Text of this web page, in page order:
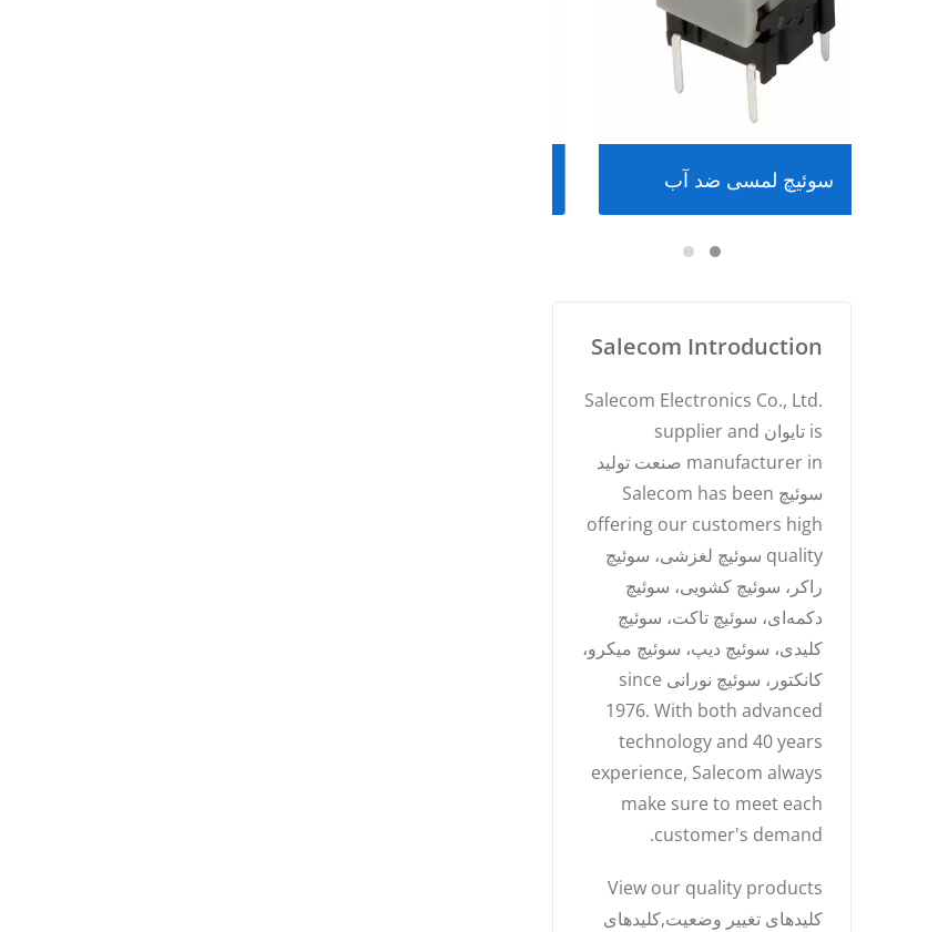
سوئیچ لمسی ضد آب
Salecom Introduction
Salecom Electronics Co., Ltd.
is تایوان supplier and
manufacturer in صنعت تولید
سوئیچ Salecom has been
offering our customers high
quality سوئیچ لغزشی، سوئیچ
راکر، سوئیچ کشویی، سوئیچ
دکمه‌ای، سوئیچ تاکت، سوئیچ
کلیدی، سوئیچ دیپ، سوئیچ میکرو،
کانکتور، سوئیچ نورانی since
1976. With both advanced
technology and 40 years
experience, Salecom always
make sure to meet each
customer's demand.
View our quality products
کلیدهای تغییر وضعیت,کلیدهای